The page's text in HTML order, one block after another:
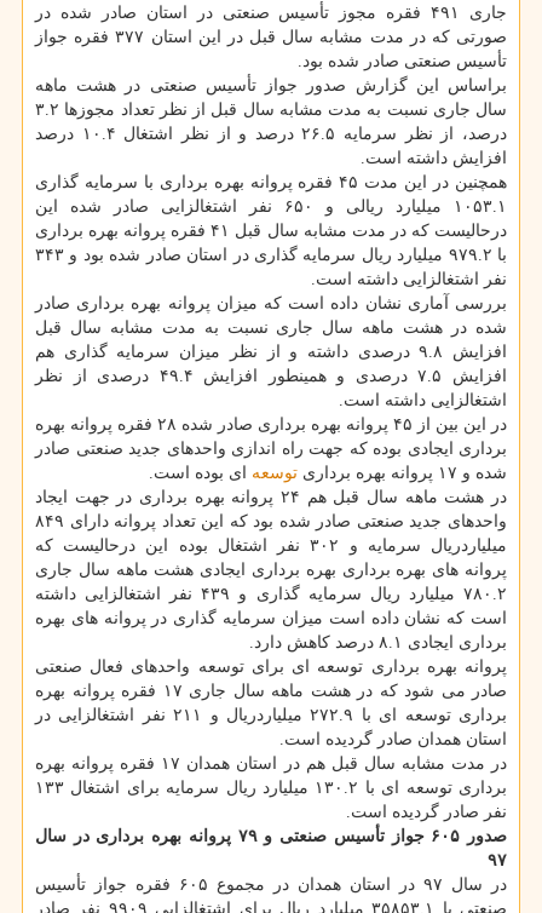
جاری ۴۹۱ فقره مجوز تأسیس صنعتی در استان صادر شده در
صورتی كه در مدت مشابه سال قبل در این استان ۳۷۷ فقره جواز
تأسیس صنعتی صادر شده بود.
براساس این گزارش صدور جواز تأسیس صنعتی در هشت ماهه
سال جاری نسبت به مدت مشابه سال قبل از نظر تعداد مجوزها ۳.۲
درصد، از نظر سرمایه ۲۶.۵ درصد و از نظر اشتغال ۱۰.۴ درصد
افزایش داشته است.
همچنین در این مدت ۴۵ فقره پروانه بهره برداری با سرمایه گذاری
۱۰۵۳.۱ میلیارد ریالی و ۶۵۰ نفر اشتغالزایی صادر شده این
درحالیست كه در مدت مشابه سال قبل ۴۱ فقره پروانه بهره برداری
با ۹۷۹.۲ میلیارد ریال سرمایه گذاری در استان صادر شده بود و ۳۴۳
نفر اشتغالزایی داشته است.
بررسی آماری نشان داده است كه میزان پروانه بهره برداری صادر
شده در هشت ماهه سال جاری نسبت به مدت مشابه سال قبل
افزایش ۹.۸ درصدی داشته و از نظر میزان سرمایه گذاری هم
افزایش ۷.۵ درصدی و همینطور افزایش ۴۹.۴ درصدی از نظر
اشتغالزایی داشته است.
در این بین از ۴۵ پروانه بهره برداری صادر شده ۲۸ فقره پروانه بهره
برداری ایجادی بوده كه جهت راه اندازی واحدهای جدید صنعتی صادر
شده و ۱۷ پروانه بهره برداری
توسعه ای بوده است.
در هشت ماهه سال قبل هم ۲۴ پروانه بهره برداری در جهت ایجاد
واحدهای جدید صنعتی صادر شده بود كه این تعداد پروانه دارای ۸۴۹
میلیاردریال سرمایه و ۳۰۲ نفر اشتغال بوده این درحالیست كه
پروانه های بهره برداری بهره برداری ایجادی هشت ماهه سال جاری
۷۸۰.۲ میلیارد ریال سرمایه گذاری و ۴۳۹ نفر اشتغالزایی داشته
است كه نشان داده است میزان سرمایه گذاری در پروانه های بهره
برداری ایجادی ۸.۱ درصد كاهش دارد.
پروانه بهره برداری توسعه ای برای توسعه واحدهای فعال صنعتی
صادر می شود كه در هشت ماهه سال جاری ۱۷ فقره پروانه بهره
برداری توسعه ای با ۲۷۲.۹ میلیاردریال و ۲۱۱ نفر اشتغالزایی در
استان همدان صادر گردیده است.
در مدت مشابه سال قبل هم در استان همدان ۱۷ فقره پروانه بهره
برداری توسعه ای با ۱۳۰.۲ میلیارد ریال سرمایه برای اشتغال ۱۳۳
نفر صادر گردیده است.
صدور ۶۰۵ جواز تأسیس صنعتی و ۷۹ پروانه بهره برداری در سال
۹۷
در سال ۹۷ در استان همدان در مجموع ۶۰۵ فقره جواز تأسیس
صنعتی با ۳۵۸۵۳.۱ میلیارد ریال برای اشتغالزایی ۹۹۰۹ نفر صادر